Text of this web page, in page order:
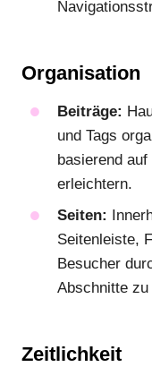
Organisation
Beiträge:
und Tags
basierend
erleichtern.
Seiten:
Seitenleiste,
Besucher
Abschnitte zu
Zeitlichkeit